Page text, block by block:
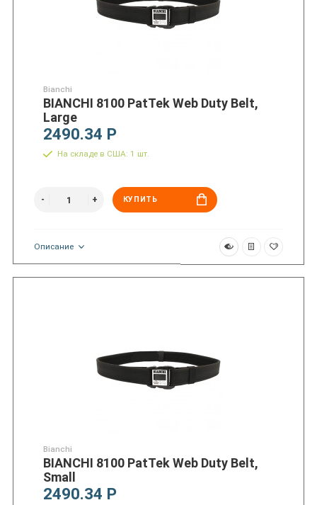
Bianchi
BIANCHI 8100 PatTek Web Duty Belt,
Large
2490.34 Р
На складе в США: 1 шт.
КУПИТЬ
Описание
Bianchi
BIANCHI 8100 PatTek Web Duty Belt,
Small
2490.34 Р